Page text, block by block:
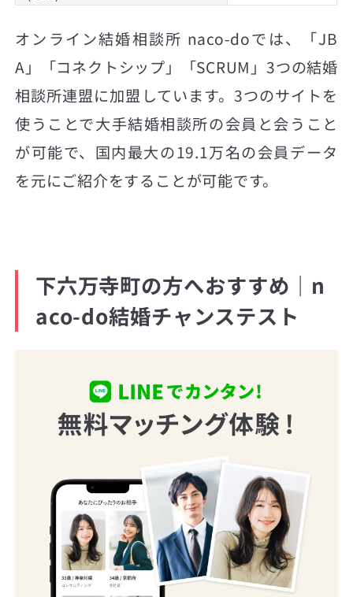
オンライン結婚相談所 naco-doでは、「JB
A」「コネクトシップ」「SCRUM」3つの結婚
相談所連盟に加盟しています。3つのサイトを
使うことで大手結婚相談所の会員と会うこと
が可能で、国内最大の19.1万名の会員データ
を元にご紹介をすることが可能です。
下六万寺町の方へおすすめ｜n
aco-do結婚チャンステスト